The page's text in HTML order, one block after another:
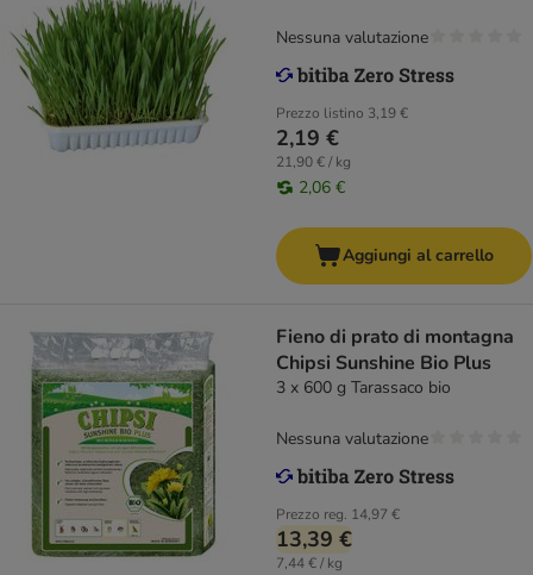
Prezzo listino 3,19 €
2,19 €
21,90 € / kg
2,06 €
Nessuna valutazione
Aggiungi al carrello
Fieno di prato di montagna
Chipsi Sunshine Bio Plus
3 x 600 g Tarassaco bio
Prezzo reg. 14,97 €
13,39 €
7,44 € / kg
Nessuna valutazione